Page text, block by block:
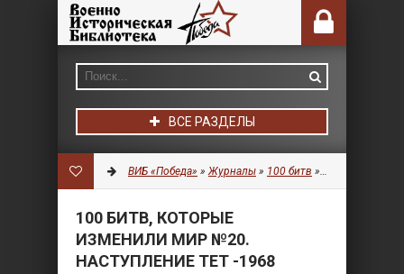
ВСЕ РАЗДЕЛЫ
ВИБ «Победа» »Журналы » 100 битв » 100 битв, которые изменили мир №20. Наступление Тет -1968
100 БИТВ, КОТОРЫЕ
ИЗМЕНИЛИ МИР №20.
НАСТУПЛЕНИЕ ТЕТ -1968